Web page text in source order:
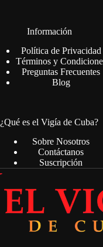
Información
Política de Privacidad
Términos y
Preguntas Frecuentes
Blog
¿Qué es el Vigía de Cuba?
Sobre Nosotros
Contáctanos
Suscripción